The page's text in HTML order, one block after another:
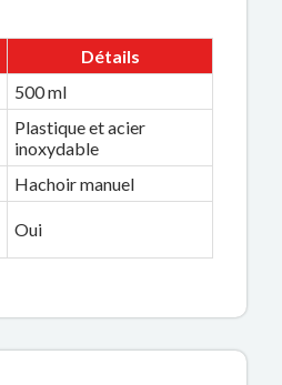
Détails
500 ml
Plastique et acier
inoxydable
Hachoir manuel
Oui